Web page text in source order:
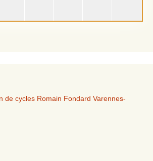
de cycles Romain Fondard Varennes-